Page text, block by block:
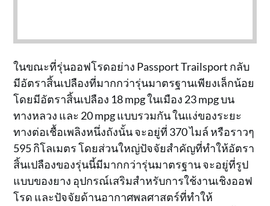
ในขณะที่รุ่นออฟโรดอย่าง Passport Trailsport กลับ
มีอัตราสิ้นเปลืองที่มากกว่ารุ่นมาตรฐานเพียงเล็กน้อย
โดยมีอัตราสิ้นเปลือง 18 mpg ในเมือง 23 mpg บน
ทางหลวง และ 20 mpg แบบรวมกัน ในแง่ของระยะ
ทางต่อเชื้อเพลิงหนึ่งถังนั้น จะอยู่ที่ 370 ไมล์ หรือราวๆ
595 กิโลเมตร โดยส่วนใหญ่ปัจจัยสำคัญที่ทำให้อัตรา
สิ้นเปลืองของรุ่นนี้มีมากกว่ารุ่นมาตรฐาน จะอยู่ที่รูป
แบบของยาง อุปกรณ์เสริมสำหรับการใช้งานเชิงออฟ
โรด และปัจจัยด้านอากาศพลศาสตร์ที่ทำให้